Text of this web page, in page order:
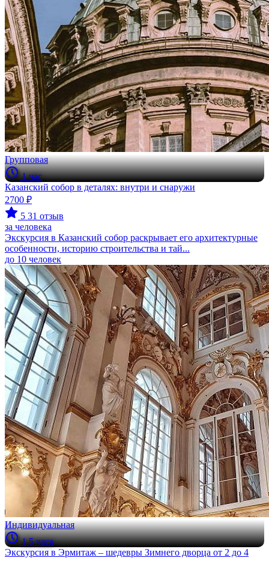
Групповая
1 час
Казанский собор в деталях: внутри и снаружи
2700 ₽
5 31 отзыв
за человека
Экскурсия в Казанский собор раскрывает его архитектурные
особенности, историю строительства и тай...
до 10 человек
Индивидуальная
1.5 часа
Экскурсия в Эрмитаж – шедевры Зимнего дворца от 2 до 4